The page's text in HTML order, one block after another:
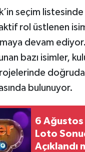
seçim
rol üstlenen
devam
bazı isimler,
bulunuyor.
6
Loto
Açıklandı